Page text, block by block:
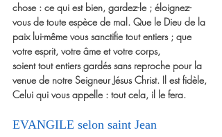
chose : ce qui est bien, gardez-le ; éloignez-
vous de toute espèce de mal. Que le Dieu de la
paix lui-même vous sanctifie tout entiers ; que
votre esprit, votre âme et votre corps,
soient tout entiers gardés sans reproche pour la
venue de notre Seigneur Jésus Christ. Il est fidèle,
Celui qui vous appelle : tout cela, il le fera.
EVANGILE selon saint Jean